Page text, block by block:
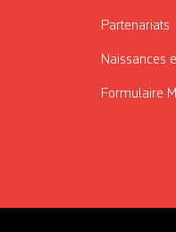
Partenariats
Naissances
Formulaire